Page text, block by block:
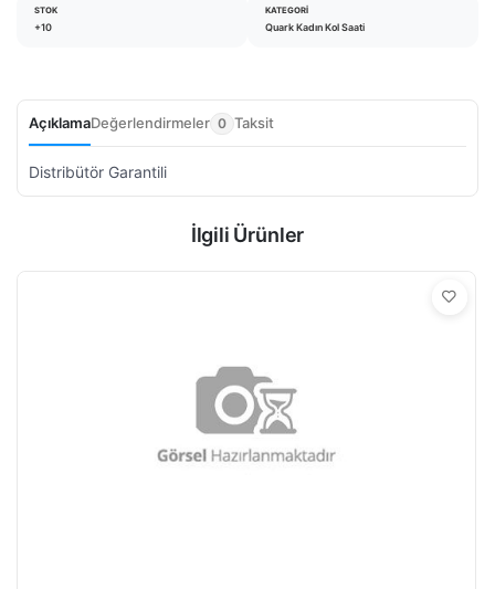
STOK
+10
KATEGORI
Quark Kadın Kol Saati
AçıklamaDeğerlendirmeler 0 Taksit
Distribütör Garantili
İlgili Ürünler